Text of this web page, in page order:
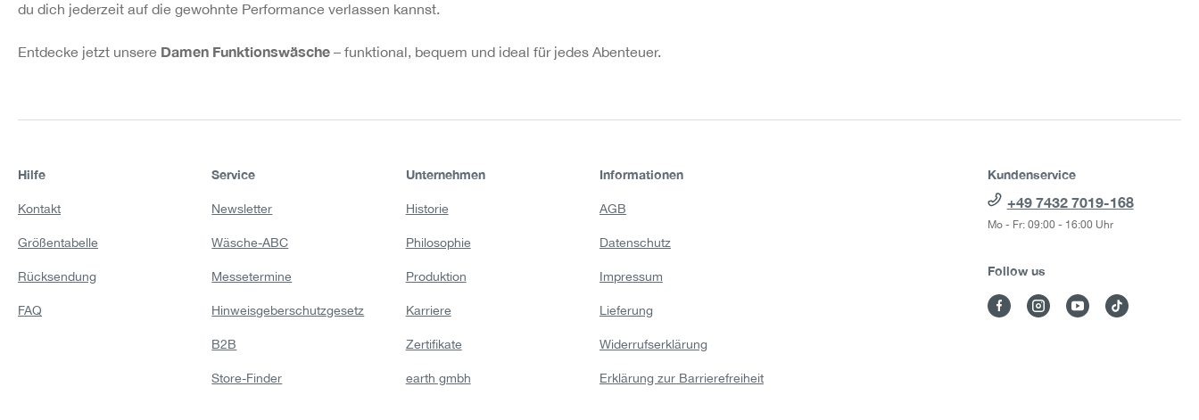
du dich jederzeit auf die gewohnte Performance verlassen kannst.
Entdecke jetzt unsere Damen Funktionswäsche – funktional, bequem und ideal für jedes Abenteuer.
Hilfe
Kontakt
Größentabelle
Rücksendung
FAQ
Service
Newsletter
Wäsche-ABC
Messetermine
Hinweisgeberschutzgesetz
B2B
Store-Finder
Unternehmen
Historie
Philosophie
Produktion
Karriere
Zertifikate
earth gmbh
Informationen
AGB
Datenschutz
Impressum
Lieferung
Widerrufserklärung
Erklärung zur Barrierefreiheit
Kundenservice
+49 7432 7019-168
Mo - Fr: 09:00 - 16:00 Uhr
Follow us